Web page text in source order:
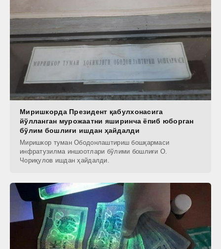
Миришкорда Президент қабулхонасига
йўлланган мурожаатни яширинча ёпиб юборган
бўлим бошлиғи ишдан ҳайдалди
Миришкор туман Ободонлаштириш бошқармаси
инфратузилма иншоотлари бўлими бошлиғи О.
Чориқулов ишдан ҳайдалди.